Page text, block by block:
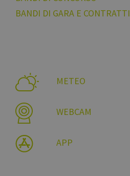
BANDI DI GARA E CONTRATTI
METEO
WEBCAM
APP